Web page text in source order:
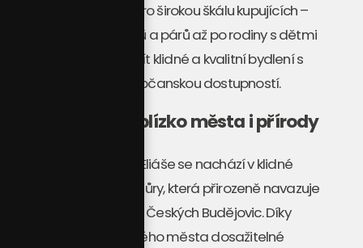
nabízí ideální bydlení pro širokou škálu kupujících –
od mladých jednotlivců a párů až po rodiny s dětmi
či seniory, kteří chtějí mít klidné a kvalitní bydlení s
výbornou dopravní a občanskou dostupností.
Skvělá poloha – blízko města i přírody
Rezidence u Sv. Eliášese nachází v klidné
rezidenční části obce Hůry, která přirozeně navazuje
na hlavní silniční tah do Českých Budějovic.Díky
tomu je centrum krajského města dosažitelné